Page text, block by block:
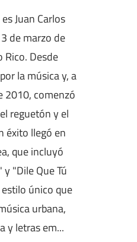
Juan Carlos
de marzo de
Rico. Desde
la música y, a
2010, comenzó
reguetón y el
éxito llegó en
que incluyó
"Dile Que Tú
estilo único que
urbana,
y letras em...